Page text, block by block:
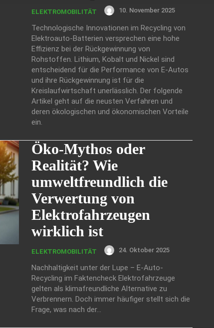
ELEKTROMOBILITÄT 10. November 2025
Technologische Innovationen im Recycling von
Elektroauto-Batterien versprechen eine hohe
Effizienz bei der Rückgewinnung von
Rohstoffen. Lithium, Kobalt und Nickel sind
entscheidend für die Performance von E-Autos
und ihre Rückgewinnung ist für die
Kreislaufwirtschaft unerlässlich. Der folgende
Artikel geht auf die neusten Verfahren und
deren ökologischen und ökonomischen Vorteile
ein.
Öko-Mythos oder
Realität? Wie
umweltfreundlich die
Verwertung von
Elektrofahrzeugen
wirklich ist
ELEKTROMOBILITÄT 24. Oktober 2025
Nachhaltigkeit unter der Lupe – E-Auto-
Recycling im Faktencheck Elektrofahrzeuge
gelten als klimafreundliche Alternative zu
Verbrennern. Doch immer häufiger stellt sich die
Frage, was nach der...